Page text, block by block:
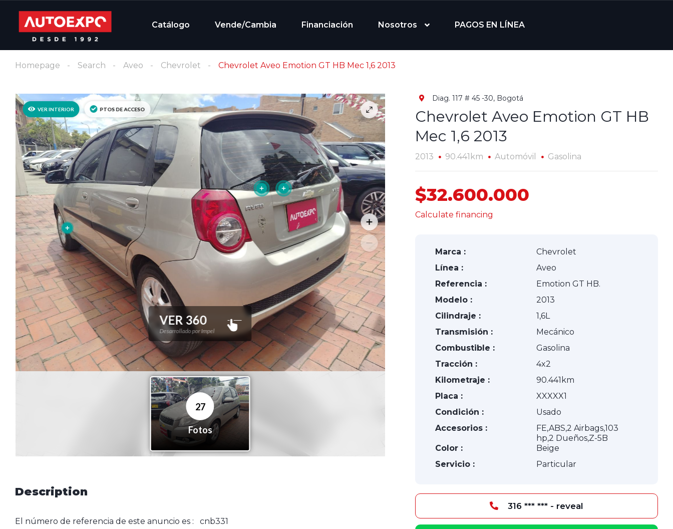
Catálogo Vende/Cambia Financiación Nosotros PAGOS EN LÍNEA
Homepage Search Aveo Chevrolet Chevrolet Aveo Emotion GT HB Mec 1,6 2013
Description
El número de referencia de este anuncio es : cnb331
Diag. 117 # 45 -30, Bogotá
Chevrolet Aveo Emotion GT HB
Mec 1,6 2013
2013 90.441km Automóvil Gasolina
$32.600.000
Calculate financing
Marca :
Chevrolet
Línea :
Aveo
Referencia :
Emotion GT HB.
Modelo :
2013
Cilindraje :
1,6L
Transmisión :
Mecánico
Combustible :
Gasolina
Tracción :
4x2
Kilometraje :
90.441km
Placa :
XXXXX1
Condición :
Usado
Accesorios :
FE,ABS,2 Airbags,103
hp,2 Dueños,Z-5B
Color :
Beige
Servicio :
Particular
316 *** *** - reveal